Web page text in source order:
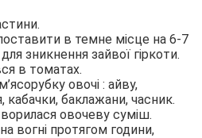
в темне місце на 6-7
зникнення зайвої гіркоти.
в томатах.
овочі : айву,
кабачки, баклажани, часник.
овочеву суміш.
вогні протягом години,